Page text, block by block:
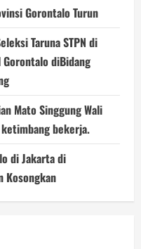
Gorontalo Turun
Taruna STPN di
Gorontalo diBidang
Mato Singgung Wali
bekerja.
di Jakarta di
Kosongkan